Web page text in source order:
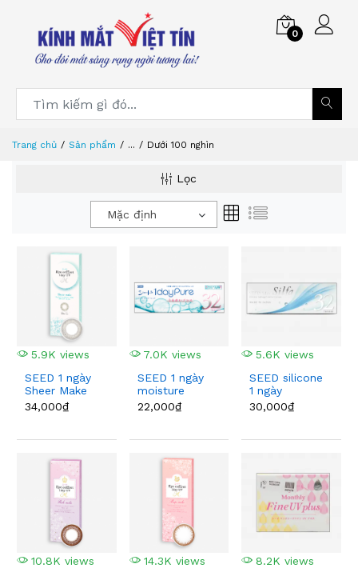
0
Trang chủ Sản phẩm ... Dưới 100 nghìn
Lọc
Mặc định
5.9K views
SEED 1 ngày
Sheer Make
34,000₫
7.0K views
SEED 1 ngày
moisture
22,000₫
5.6K views
SEED silicone
1 ngày
30,000₫
10.8K views
14.3K views
8.2K views